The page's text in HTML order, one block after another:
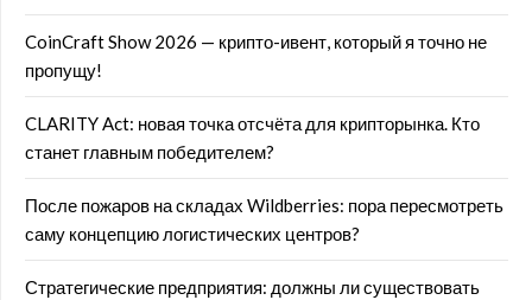
CoinCraft Show 2026 — крипто-ивент, который я точно не
пропущу!
CLARITY Act: новая точка отсчёта для крипторынка. Кто
станет главным победителем?
После пожаров на складах Wildberries: пора пересмотреть
саму концепцию логистических центров?
Стратегические предприятия: должны ли существовать